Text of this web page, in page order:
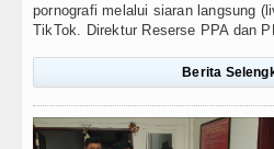
pornografi melalui siaran langsung
TikTok. Direktur Reserse PPA dan
Berita